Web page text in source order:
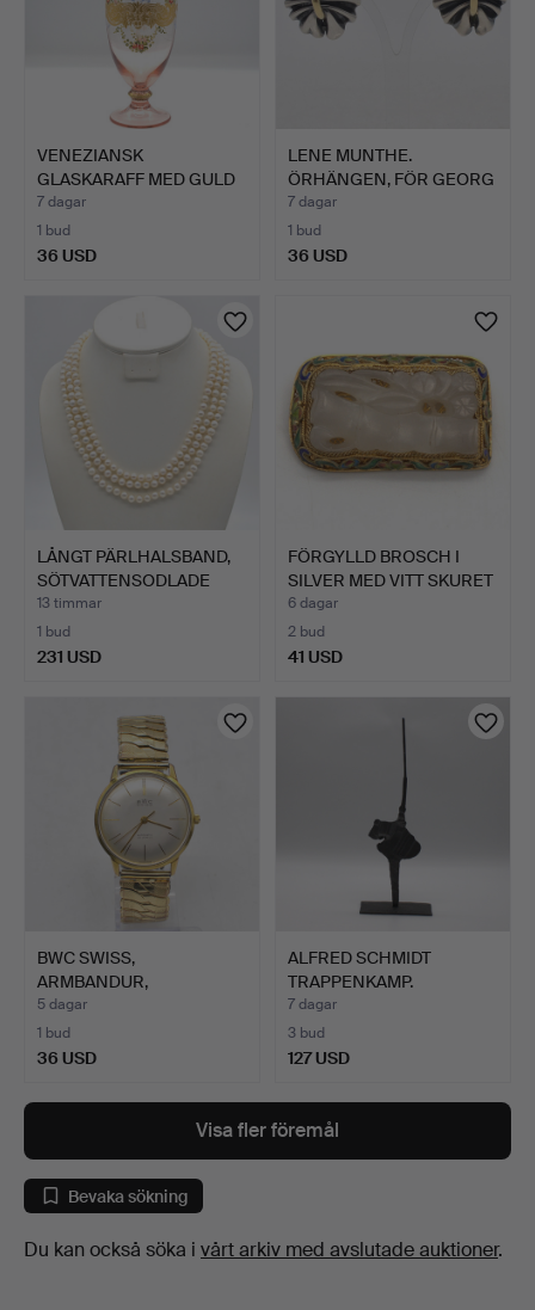
VENEZIANSK
GLASKARAFF MED GULD
OCH EMALJMÅ…
7 dagar
1 bud
36 USD
LENE MUNTHE.
ÖRHÄNGEN, FÖR GEORG
JENSEN, M…
7 dagar
1 bud
36 USD
LÅNGT PÄRLHALSBAND,
SÖTVATTENSODLADE
PÄRLO…
13 timmar
1 bud
231 USD
FÖRGYLLD BROSCH I
SILVER MED VITT SKURET
J…
6 dagar
2 bud
41 USD
BWC SWISS,
ARMBANDUR,
AUTOMATIC, 25 JEWELS…
5 dagar
1 bud
36 USD
ALFRED SCHMIDT
TRAPPENKAMP.
ABSTRAKT STÅLS…
7 dagar
3 bud
127 USD
Visa fler föremål
Bevaka sökning
Du kan också söka i vårt arkiv med avslutade auktioner.